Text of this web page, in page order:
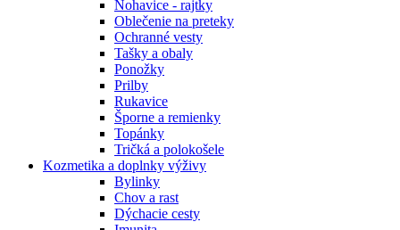
Nohavice - rajtky
Oblečenie na preteky
Ochranné vesty
Tašky a obaly
Ponožky
Prilby
Rukavice
Šporne a remienky
Topánky
Tričká a polokošele
Kozmetika a doplnky výživy
Bylinky
Chov a rast
Dýchacie cesty